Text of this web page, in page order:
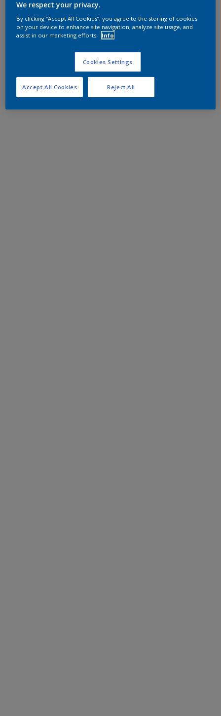
We respect your privacy.
By clicking “Accept All Cookies”, you agree to the storing of cookies
on your device to enhance site navigation, analyze site usage, and
assist in our marketing efforts.
Info
Cookies Settings
Reject All
Accept All Cookies